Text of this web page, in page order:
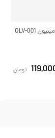
تومان